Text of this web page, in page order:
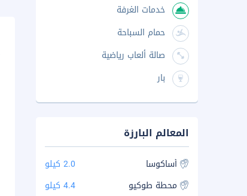
خدمات الغرفة
حمام السباحة
صالة ألعاب رياضية
بار
المعالم البارزة
أساكوسا
2.0 كيلو
محطة طوكيو
4.4 كيلو